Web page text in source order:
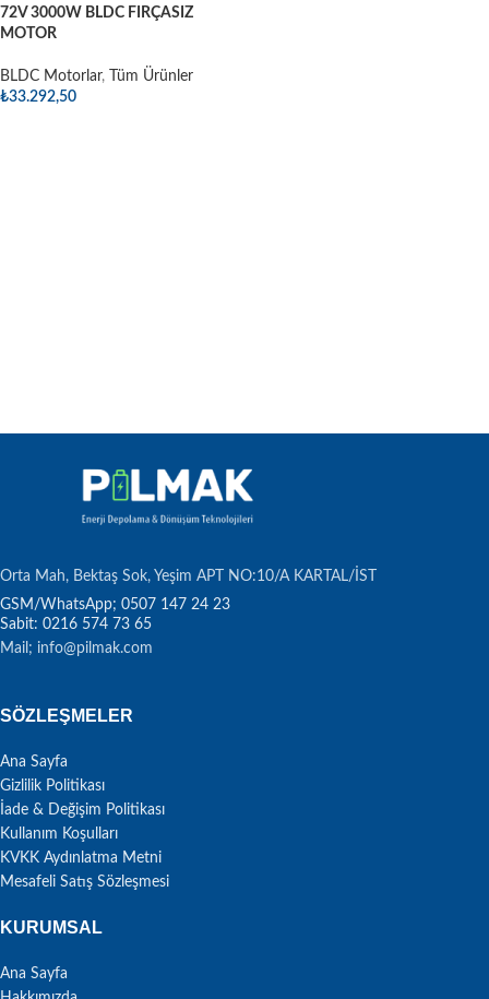
72V 3000W BLDC FIRÇASIZ
MOTOR
BLDC Motorlar,
Tüm Ürünler
₺33.292,50
Orta Mah, Bektaş Sok, Yeşim APT NO:10/A KARTAL/İST
Sabit: 0216 574 73 65
Mail; info@pilmak.com
SÖZLEŞMELER
Ana Sayfa
Gizlilik Politikası
İade & Değişim Politikası
Kullanım Koşulları
KVKK Aydınlatma Metni
Mesafeli Satış Sözleşmesi
KURUMSAL
Ana Sayfa